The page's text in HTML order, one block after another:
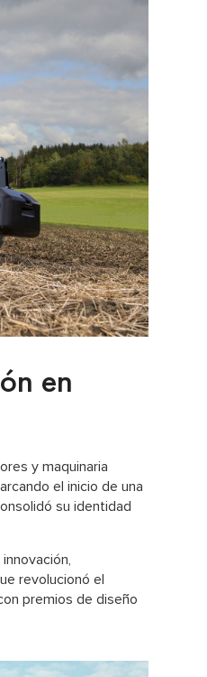
en
y maquinaria
el inicio de una
su identidad
revolucionó el
premios de diseño